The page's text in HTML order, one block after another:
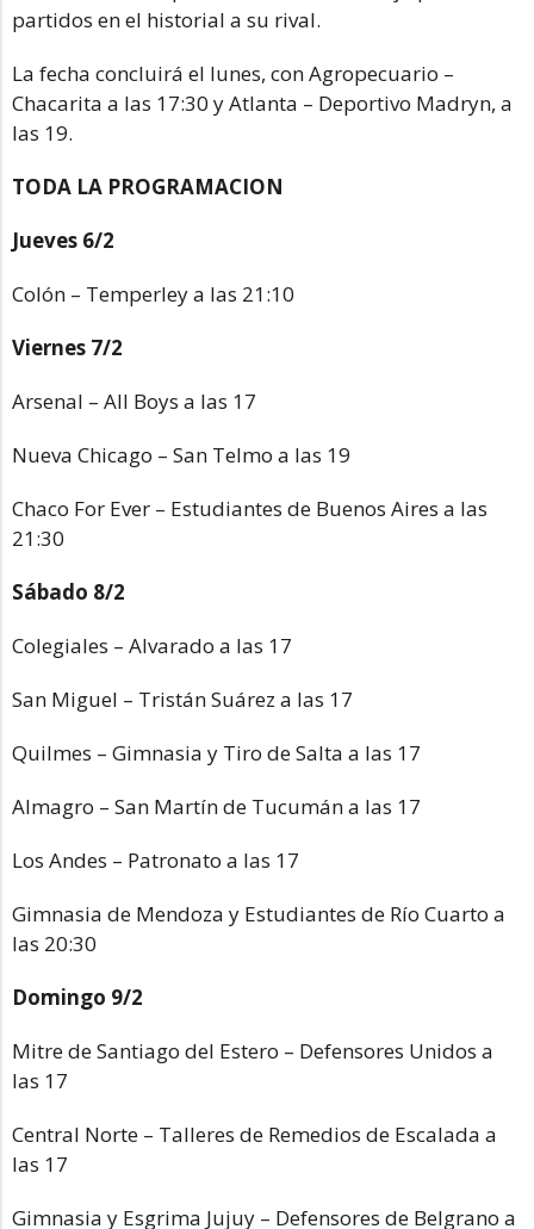
partidos en el historial a su rival.
La fecha concluirá el lunes, con Agropecuario –
Chacarita a las 17:30 y Atlanta – Deportivo Madryn, a
las 19.
TODA LA PROGRAMACION
Jueves 6/2
Colón – Temperley a las 21:10
Viernes 7/2
Arsenal – All Boys a las 17
Nueva Chicago – San Telmo a las 19
Chaco For Ever – Estudiantes de Buenos Aires a las
21:30
Sábado 8/2
Colegiales – Alvarado a las 17
San Miguel – Tristán Suárez a las 17
Quilmes – Gimnasia y Tiro de Salta a las 17
Almagro – San Martín de Tucumán a las 17
Los Andes – Patronato a las 17
Gimnasia de Mendoza y Estudiantes de Río Cuarto a
las 20:30
Domingo 9/2
Mitre de Santiago del Estero – Defensores Unidos a
las 17
Central Norte – Talleres de Remedios de Escalada a
las 17
Gimnasia y Esgrima Jujuy – Defensores de Belgrano a